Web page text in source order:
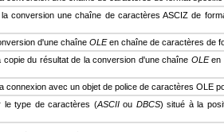
conversion une chaîne de caractères ASCIZ de
d'une chaîne OLEen chaîne de caractères de
du résultat de la conversion d'une chaîne OLEen
connexion avec un objet de police de caractères OLE
le type de caractères (ASCIIou DBCS) situé à la